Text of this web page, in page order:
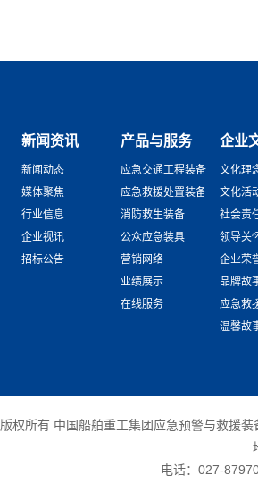
新闻资讯
新闻动态
媒体聚焦
行业信息
企业视讯
招标公告
产品与服务
应急交通工程装备
应急救援处置装备
消防救生装备
公众应急装具
营销网络
业绩展示
在线服务
企业
文化理
文化活
社会责
领导关
企业荣
品牌故
应急救
温馨故
版权所有 中国船舶重工集团应急预警与救援装
电话：027-